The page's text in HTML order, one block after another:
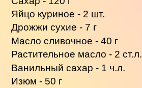
Яйцо куриное - 2 шт.
Дрожжи сухие - 7 г
Масло сливочное - 40 г
Растительное масло - 2 ст.л.
Ванильный сахар - 1 ч.л.
Изюм - 50 г